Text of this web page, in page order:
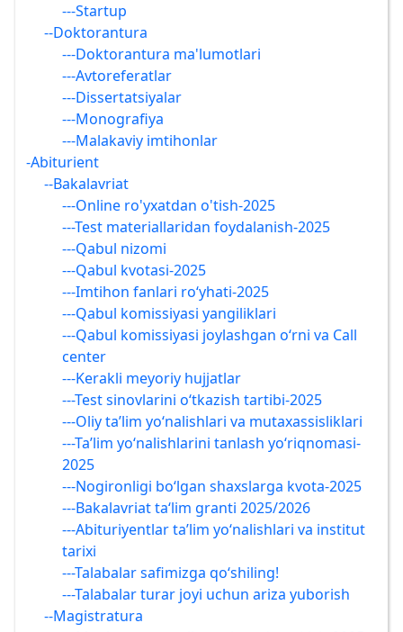
---Startup
--Doktorantura
---Doktorantura ma'lumotlari
---Avtoreferatlar
---Dissertatsiyalar
---Monografiya
---Malakaviy imtihonlar
-Abiturient
--Bakalavriat
---Online ro'yxatdan o'tish-2025
---Test materiallaridan foydalanish-2025
---Qabul nizomi
---Qabul kvotasi-2025
---Imtihon fanlari ro‘yhati-2025
---Qabul komissiyasi yangiliklari
---Qabul komissiyasi joylashgan o‘rni va Call
center
---Kerakli meyoriy hujjatlar
---Test sinovlarini o‘tkazish tartibi-2025
---Oliy taʼlim yoʻnalishlari va mutaxassisliklari
---Ta’lim yo‘nalishlarini tanlash yo‘riqnomasi-
2025
---Nogironligi bo‘lgan shaxslarga kvota-2025
---Bakalavriat ta‘lim granti 2025/2026
---Abituriyentlar ta’lim yo‘nalishlari va institut
tarixi
---Talabalar safimizga qo‘shiling!
---Talabalar turar joyi uchun ariza yuborish
--Magistratura